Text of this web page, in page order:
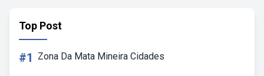
Top Post
#1 Zona Da Mata Mineira Cidades